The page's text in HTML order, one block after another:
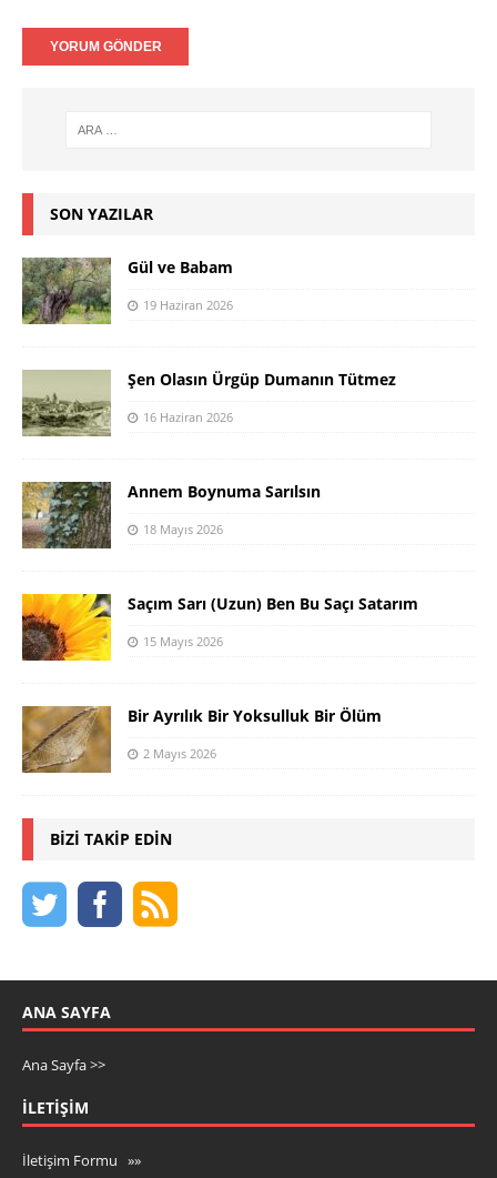
SON YAZILAR
Gül ve Babam
19 Haziran 2026
Şen Olasın Ürgüp Dumanın Tütmez
16 Haziran 2026
Annem Boynuma Sarılsın
18 Mayıs 2026
Saçım Sarı (Uzun) Ben Bu Saçı Satarım
15 Mayıs 2026
Bir Ayrılık Bir Yoksulluk Bir Ölüm
2 Mayıs 2026
BIZI TAKIP EDIN
ANA SAYFA
Ana Sayfa >>
İLETIŞIM
İletişim Formu »»